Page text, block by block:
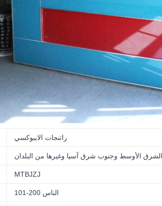
راتنجات الايبوكسي
والشرق الأوسط وجنوب شرق آسيا وغيرها من البلدان
MTBJZJ
101-200 الناس